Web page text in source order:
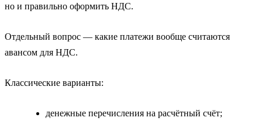
но и правильно оформить НДС.
Отдельный вопрос — какие платежи вообще считаются
авансом для НДС.
Классические варианты:
денежные перечисления на расчётный счёт;